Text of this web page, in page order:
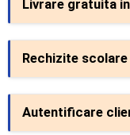
Livrare gratuita
Rechizite scolare
Autentificare